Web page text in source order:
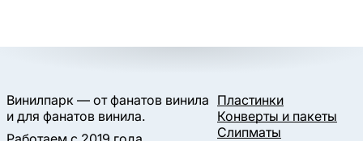
Винилпарк — от фанатов винила
и для фанатов винила.
Пластинки
Конверты и пакеты
Слипматы